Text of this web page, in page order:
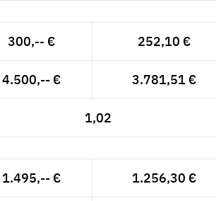
300,-- € 252,10 €
4.500,-- € 3.781,51 €
1,02
1.495,-- € 1.256,30 €